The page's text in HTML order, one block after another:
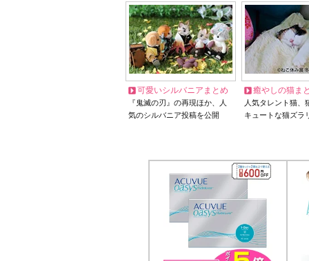
可愛いシルバニアまとめ
『鬼滅の刃』の再現ほか、人
気のシルバニア投稿を公開
癒やしの猫ま
人気タレント猫
キュートな猫ズラ